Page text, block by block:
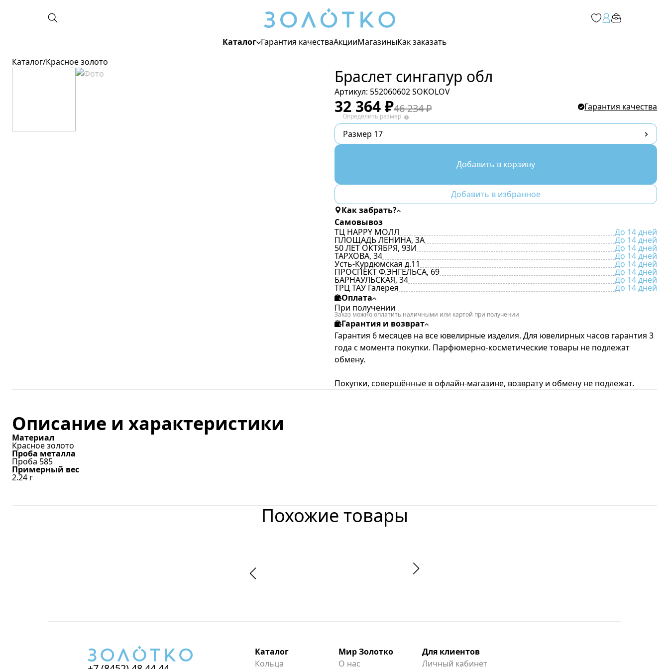
Каталог
Категория
Гарантия качестваАкцииМагазиныКак заказать
Каталог/Красное золото
Браслет сингапур обл
Артикул: 552060602 SOKOLOV
32 364₽46 234₽ Гарантия качества
Размер 17
Определить размер
Добавить в корзину
Добавить в избранное
Как забрать?
Самовывоз
ТЦ HAPPY МОЛЛ
До 14 дней
ПЛОЩАДЬ ЛЕНИНА, 3А До 14 дней
50 ЛЕТ ОКТЯБРЯ, 93И До 14 дней
ТАРХОВА, 34 До 14 дней
Усть-Курдюмская д.11 До 14 дней
ПРОСПЕКТ Ф.ЭНГЕЛЬСА, 69 До 14 дней
БАРНАУЛЬСКАЯ, 34 До 14 дней
ТРЦ ТАУ Галерея
До 14 дней
Оплата
При получении
Заказ можно оплатить наличными или картой при получении
Гарантия и возврат
Гарантия 6 месяцев на все ювелирные изделия. Для ювелирных часов гарантия 3
года с момента покупки. Парфюмерно-косметические товары не подлежат
обмену.
Покупки, совершённые в офлайн-магазине, возврату и обмену не подлежат.
Описание и характеристики
Материал
Красное золото
Проба металла
Проба 585
Примерный вес
2.24 г
Похожие товары
Каталог
Кольца
Мир Золотко
О нас
Для клиентов
Личный кабинет